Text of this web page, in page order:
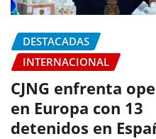
DESTACADAS
INTERNACIONAL
CJNG enfrenta
en Europa con 13
detenidos en